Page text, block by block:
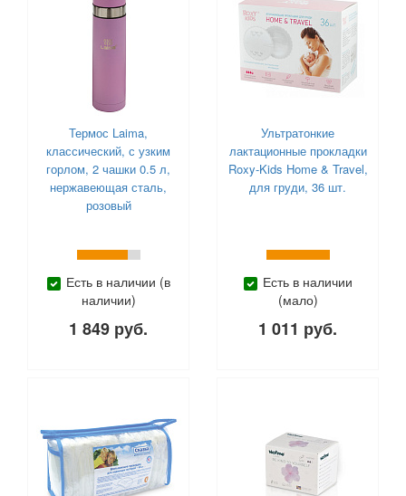
Термос Laima,
классический, с узким
горлом, 2 чашки 0.5 л,
нержавеющая сталь,
розовый
Есть в наличии (в
наличии)
1 849 руб.
Ультратонкие
лактационные прокладки
Roxy-Kids Home & Travel,
для груди, 36 шт.
Есть в наличии
(мало)
1 011 руб.